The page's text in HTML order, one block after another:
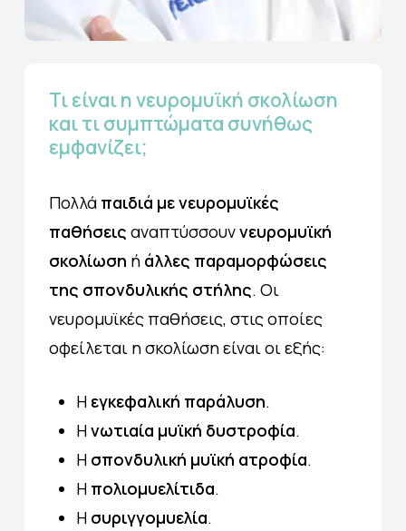
Τιείναιηνευρομυϊκή σκολίωση
καιτισυμπτώματα συνήθως
εμφανίζει;
Πολλά παιδιά με νευρομυϊκές
παθήσεις αναπτύσσουννευρομυϊκή
σκολίωση ή άλλες παραμορφώσεις
της σπονδυλικής στήλης. Οι
νευρομυϊκές παθήσεις, στις οποίες
οφείλεται η σκολίωση είναι οι εξής:
Η εγκεφαλική παράλυση.
Ηνωτιαία μυϊκή δυστροφία.
Η σπονδυλική μυϊκή ατροφία.
Η πολιομυελίτιδα.
Η συριγγομυελία.